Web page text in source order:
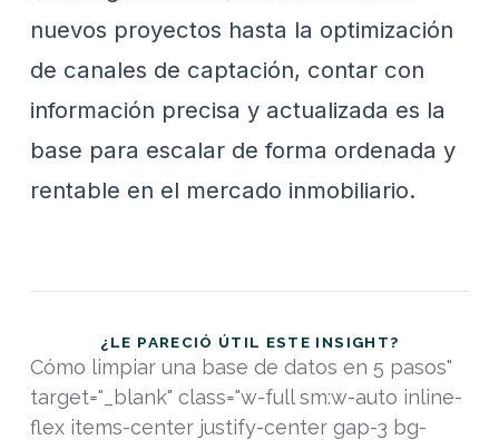
nuevos proyectos hasta la optimización
de canales de captación, contar con
información precisa y actualizada es la
base para escalar de forma ordenada y
rentable en el mercado inmobiliario.
¿LE PARECIÓ ÚTIL ESTE INSIGHT?
Cómo limpiar una base de datos en 5 pasos"
target="_blank" class="w-full sm:w-auto inline-
flex items-center justify-center gap-3 bg-